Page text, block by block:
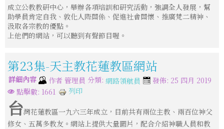
成立公教教研中心，舉辦各項培訓和研究活動，強調全人發展，幫
助學員肯定自我、敦化人際關係、促進社會關懷、推廣梵二精神、
汲取各宗教的優點。
上他們的網站，可以聽到有聲節目喔。
第23集-天主教花蓮教區網站
詳細內容 作者 管理員 分類: 網路領航員
發佈: 25 四月 2019
點擊數: 1661
列印
台灣花蓮教區一九六三年成立，目前共有兩位主教、兩百位神父
修女、五萬多教友。網站上提供大量圖片，配合介紹神職人員和教